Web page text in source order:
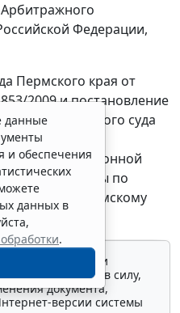
Арбитражного
Федерации,
Пермского края от
2009 и постановление
апелляционного суда
оставить без
жалобу Межрайонной
службы по
по Пермскому
документа и
о вступлении в силу,
документа,
версии системы
данные
и обеспечения
данных в
.